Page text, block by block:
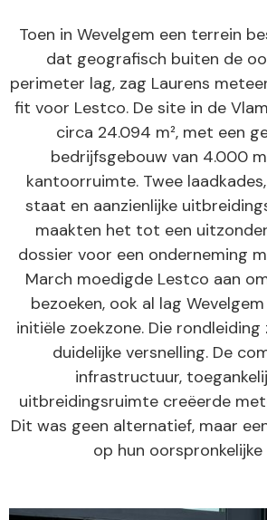
Toen in Wevelgem een terrein
dat geografisch buiten de
perimeter lag, zag Laurens
fit voor Lestco. De site in de
circa 24.094 m², met een
bedrijfsgebouw van 4.000
kantoorruimte. Twee
staat en aanzienlijke
maakten het tot een
dossier voor een onderneming
March moedigde Lestco aan
bezoeken, ook al lag
initiële zoekzone. Die
duidelijke versnelling. De
infrastructuur,
uitbreidingsruimte creëerde
Dit was geen alternatief, maar
op hun oorspronkelijke